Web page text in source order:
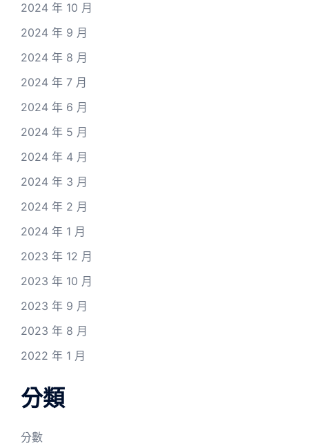
2024 年 10 月
2024 年 9 月
2024 年 8 月
2024 年 7 月
2024 年 6 月
2024 年 5 月
2024 年 4 月
2024 年 3 月
2024 年 2 月
2024 年 1 月
2023 年 12 月
2023 年 10 月
2023 年 9 月
2023 年 8 月
2022 年 1 月
分類
分數